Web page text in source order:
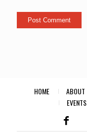
HOME ABOUT
EVENTS